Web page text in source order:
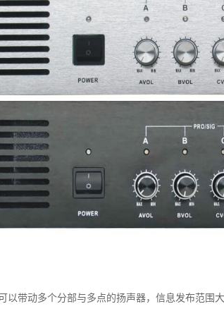
以带动多个分部与多点的扬声器，信息发布范围